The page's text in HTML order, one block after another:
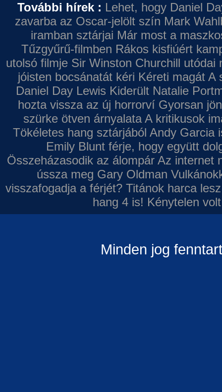
További hírek : Lehet, hogy Daniel
zavarba az Oscar-jelölt szín Mark
iramban sztárjai Már most a
Tűzgyűrű-filmben Rákos kisfiúért
utolsó filmje Sir Winston Churchill utódai
jóisten bocsánatát kéri Kéreti magát A
Daniel Day Lewis Kiderült Natalie
hozta vissza az új horrorví Gyorsan
szürke ötven árnyalata A kritikusok
Tökéletes hang sztárjából Andy Garcia
Emily Blunt férje, hogy együtt
Összeházasodik az álompár Az internet
ússza meg Gary Oldman
visszafogadja a férjét? Titánok harca
hang 4 is! Kénytelen
Minden jog